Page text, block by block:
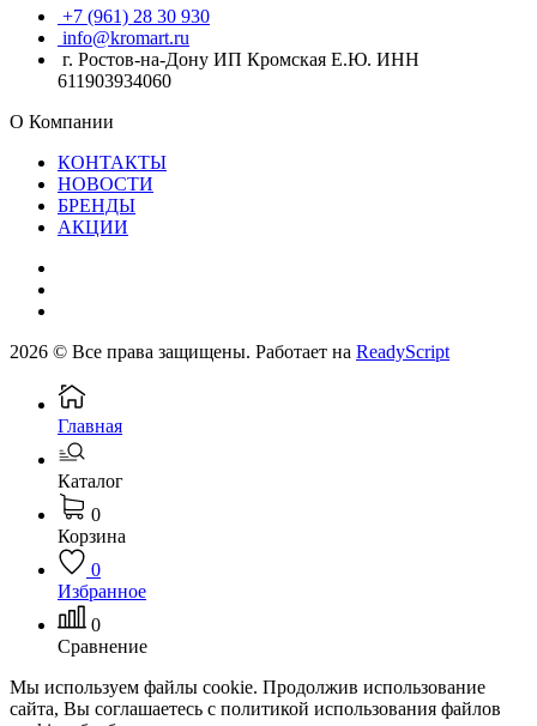
+7 (961) 28 30 930
info@kromart.ru
г. Ростов-на-Дону ИП Кромская Е.Ю. ИНН
611903934060
О Компании
КОНТАКТЫ
НОВОСТИ
БРЕНДЫ
АКЦИИ
2026 © Все права защищены. Работает на ReadyScript
Главная
Каталог
0
Корзина
0
Избранное
0
Сравнение
Мы используем файлы cookie. Продолжив использование
сайта, Вы соглашаетесь с политикой использования файлов